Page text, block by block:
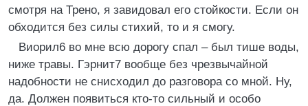
смотря на Трено, я завидовал его стойкости. Если он
обходится без силы стихий, то и я смогу.
Виорил6 во мне всю дорогу спал – был тише воды,
ниже травы. Гэрнит7 вообще без чрезвычайной
надобности не снисходил до разговора со мной. Ну,
да. Должен появиться кто-то сильный и особо